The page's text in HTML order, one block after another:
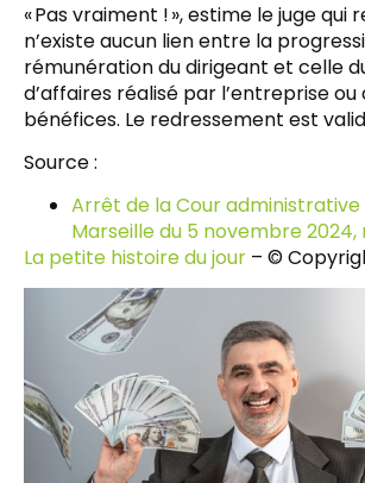
« Pas vraiment ! », estime le juge qui
n’existe aucun lien entre la
rémunération du dirigeant et celle
d’affaires réalisé par l’entreprise ou
bénéfices. Le redressement est
Source :
Arrêt de la Cour administrative
Marseille du 5 novembre 2024,
La petite histoire du jour – ©